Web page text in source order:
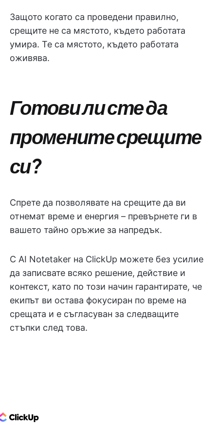
Защото когато са проведени правилно,
срещите не са мястото, където работата
умира. Те са мястото, където работата
оживява.
Готови ли сте да
промените срещите
си?
Спрете да позволявате на срещите да ви
отнемат време и енергия – превърнете ги в
вашето тайно оръжие за напредък.
С AI Notetaker на ClickUp можете без усилие
да записвате всяко решение, действие и
контекст, като по този начин гарантирате, че
екипът ви остава фокусиран по време на
срещата и е съгласуван за следващите
стъпки след това.
Logo